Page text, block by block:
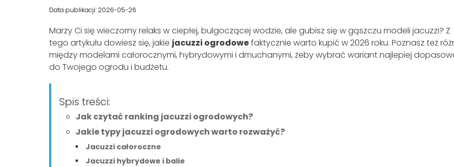
Data publikacji: 2026-05-26
Marzy Ci się wieczorny relaks w ciepłej, bulgoczącej wodzie, ale gubisz się w gąszczu modeli jacuzzi? Z
tego artykułu dowiesz się, jakie jacuzzi ogrodowefaktycznie warto kupić w 2026 roku. Poznasz też
między modelami całorocznymi, hybrydowymi i dmuchanymi, żeby wybrać wariant najlepiej
do Twojego ogrodu i budżetu.
Spis treści:
Jak czytać ranking jacuzzi ogrodowych?
Jakie typy jacuzzi ogrodowych warto rozważyć?
Jacuzzi całoroczne
Jacuzzi hybrydowe i balie